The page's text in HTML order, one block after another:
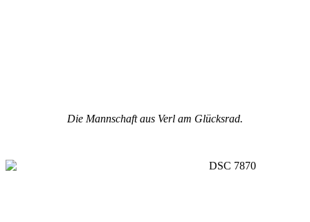
Die Mannschaft aus Verl am Glücksrad.